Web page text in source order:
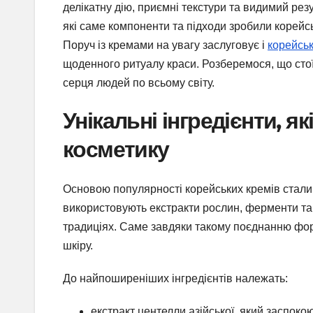
делікатну дію, приємні текстури та видимий
які саме компоненти та підходи зробили
Поруч із кремами на увагу заслуговує і
щоденного ритуалу краси. Розберемося, що
серця людей по всьому світу.
Унікальні інгредієнти,
косметику
Основою популярності корейських кремів
використовують екстракти рослин, ферменти
традиціях. Саме завдяки такому поєднанню
шкіру.
До найпоширеніших інгредієнтів належать: